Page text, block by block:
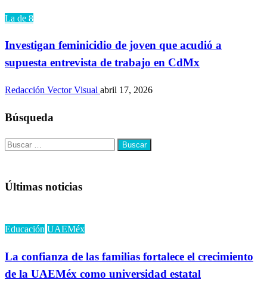
La de 8
Investigan feminicidio de joven que acudió a
supuesta entrevista de trabajo en CdMx
Redacción Vector Visual abril 17, 2026
Búsqueda
Buscar:
Últimas noticias
Educación UAEMéx
La confianza de las familias fortalece el crecimiento
de la UAEMéx como universidad estatal